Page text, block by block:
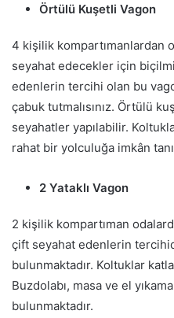
Örtülü Kuşetli Vagon
4 kişilik kompartımanlardan
seyahat edecekler için
edenlerin tercihi olan bu
çabuk tutmalısınız. Örtülü
seyahatler yapılabilir.
rahat bir yolculuğa imkân
2 Yataklı Vagon
2 kişilik kompartıman
çift seyahat edenlerin
bulunmaktadır. Koltuklar
Buzdolabı, masa ve el
bulunmaktadır.